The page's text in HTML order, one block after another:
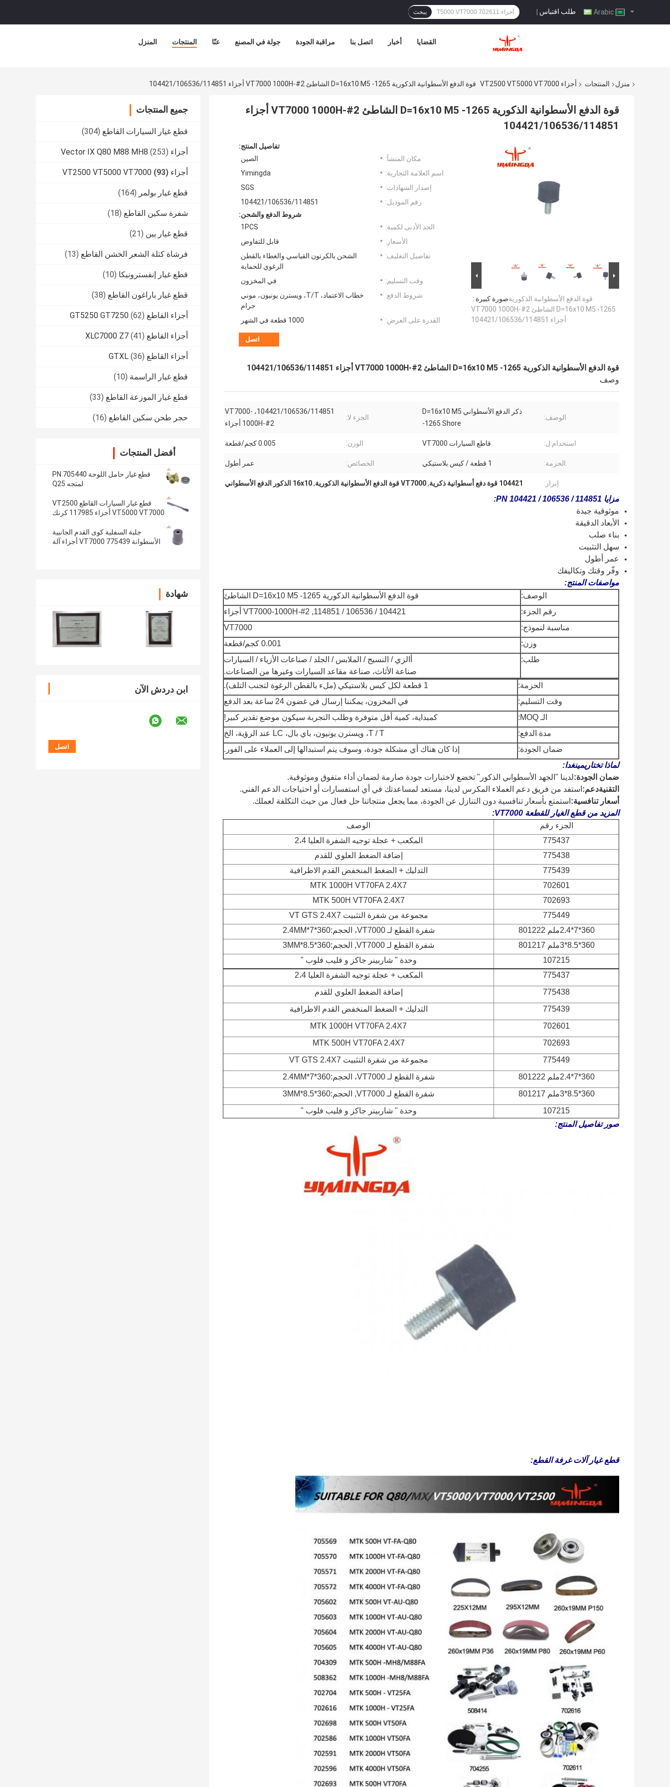
طلب اقتباس | يبحث
المنزل المنتجات عنّا جولة في المصنع مراقبة الجودة اتصل بنا أخبار القضايا
منزل المنتجات أجزاء VT2500 VT5000 VT7000 قوة الدفع الأسطوانية الذكورية D=16x10 M5 -1265 الشاطئ VT7000 1000H-#2 أجزاء 104421/106536/114851
جميع المنتجات
قطع غيار السيارات القاطع (304)
أجزاء Vector IX Q80 M88 MH8 (253)
أجزاء VT2500 VT5000 VT7000 (93)
قطع غيار بولمر (164)
شفرة سكين القاطع (18)
قطع غيار يين (21)
فرشاة كتلة الشعر الخشن القاطع (13)
قطع غيار إنفسترونيكا (10)
قطع غيار باراغون القاطع (38)
أجزاء القاطع GT5250 GT7250 (62)
أجزاء القاطع XLC7000 Z7 (41)
أجزاء القاطع GTXL (36)
قطع غيار الراسمة (10)
قطع غيار الموزعة القاطع (33)
حجر طحن سكين القاطع (16)
أفضل المنتجات
قطع غيار حامل اللوحة PN 705440
لمتجه Q25
قطع غيار السيارات القاطع VT2500
VT5000 VT7000 أجزاء 117985 كرنك
جلبة السفلية كوى القدم الجانبية
الأسطوانة VT7000 775439 أجزاء آلة
شهادة
ابن دردش الآن
قوة الدفع الأسطوانية الذكورية D=16x10 M5 -1265 الشاطئ VT7000 1000H-#2 أجزاء
104421/106536/114851
صورة كبيرة :قوة الدفع الأسطوانية الذكورية
D=16x10 M5 -1265 الشاطئ VT7000 1000H-#2
أجزاء 104421/106536/114851
تفاصيل المنتج:
مكان المنشأ:
الصين
اسم العلامة التجارية:
Yimingda
إصدار الشهادات:
SGS
رقم الموديل:
104421/106536/114851
شروط الدفع والشحن:
الحد الأدنى لكمية:
1PCS
الأسعار:
قابل للتفاوض
تفاصيل التغليف:
الشحن بالكرتون القياسي والغطاء بالقطن
الرغوي للحماية
وقت التسليم:
في المخزون
شروط الدفع:
خطاب الاعتماد، T/T، ويسترن يونيون، موني
جرام
القدرة على العرض:
1000 قطعة في الشهر
اتصل
قوة الدفع الأسطوانية الذكورية D=16x10 M5 -1265 الشاطئ VT7000 1000H-#2 أجزاء 104421/106536/114851
وصف
الوصف:
ذكر الدفع الأسطواني D=16x10 M5
-1265 Shore
الجزء لا:
104421/106536/114851، VT7000-
1000H-#2 أجزاء
استخدام ل: قاطع السيارات VT7000 الوزن: 0.005 كجم/قطعة
الحزمة: 1 قطعة / كيس بلاستيكي الخصائص: عمر أطول
إبراز: 104421 قوة دفع أسطوانية ذكرية ,VT7000 قوة الدفع الأسطوانية الذكورية ,16x10 الذكور الدفع الأسطواني
مزايا PN 104421 / 106536 / 114851:
موثوقية جيدة
الأبعاد الدقيقة
بناء صلب
سهل التثبيت
عمر أطول
وفّر وقتك وتكاليفك
مواصفات المنتج:
الوصف:
قوة الدفع الأسطوانية الذكورية D=16x10 M5 -1265 الشاطئ
رقم الجزء:
104421 / 106536 / 114851, VT7000-1000H-#2 أجزاء
مناسبة لنموذج:
VT7000
وزن:
0.001 كجم/قطعة
طلب:
الزي / النسيج / الملابس / الجلد / صناعات الأزياء / السيارات
صناعة الأثاث، صناعة مقاعد السيارات وغيرها من الصناعات.
الحزمة:
1 قطعة لكل كيس بلاستيكي (ملء بالقطن الرغوة لتجنب التلف).
وقت التسليم:
في المخزون، يمكننا إرسال في غضون 24 ساعة بعد الدفع
الـ MOQ:
كمبداية، كمية أقل متوفرة وطلب التجربة سيكون موضع تقدير كبير!
مدة الدفع:
T / T، ويسترن يونيون، باي بال، LC عند الرؤية، الخ
ضمان الجودة:
إذا كان هناك أي مشكلة جودة، وسوف يتم استبدالها إلى العملاء على الفور.
لماذا تختاريمينغدا:
ضمان الجودة:لدينا "الجهد الأسطواني الذكور" تخضع لاختبارات جودة صارمة لضمان أداء متفوق وموثوقية.
التقنيةدعم: استفد من فريق دعم العملاء المكرس لدينا، مستعد لمساعدتك في أي استفسارات أو احتياجات الدعم الفني.
أسعار تنافسية: استمتع بأسعار تنافسية دون التنازل عن الجودة، مما يجعل منتجاتنا حل فعال من حيث التكلفة لعملك.
المزيد من قطع الغيار للقطعة VT7000:
الجزء رقم
الوصف
775437
المكعب + عجلة توجيه الشفرة العليا 2،4
775438
إضافة الضغط العلوي للقدم
775439
التدليك + الضغط المنخفض القدم الاطرافية
702601
MTK 1000H VT70FA 2.4X7
702693
MTK 500H VT70FA 2.4X7
775449
مجموعة من شفرة التثبيت VT GTS 2.4X7
360*7*2.4ملم 801222
شفرة القطع لـ VT7000، الحجم:360*7*2.4MM
360*8.5*3ملم 801217
شفرة القطع لـ VT7000, الحجم:360*8.5*3MM
107215
وحدة " شاربينر جاكز و فليب فلوب "
775437
المكعب + عجلة توجيه الشفرة العليا 2،4
775438
إضافة الضغط العلوي للقدم
775439
التدليك + الضغط المنخفض القدم الاطرافية
702601
MTK 1000H VT70FA 2.4X7
702693
MTK 500H VT70FA 2.4X7
775449
مجموعة من شفرة التثبيت VT GTS 2.4X7
360*7*2.4ملم 801222
شفرة القطع لـ VT7000، الحجم:360*7*2.4MM
360*8.5*3ملم 801217
شفرة القطع لـ VT7000, الحجم:360*8.5*3MM
107215
وحدة " شاربينر جاكز و فليب فلوب "
صور تفاصيل المنتج:
قطع غيار آلات غرفة القطع: